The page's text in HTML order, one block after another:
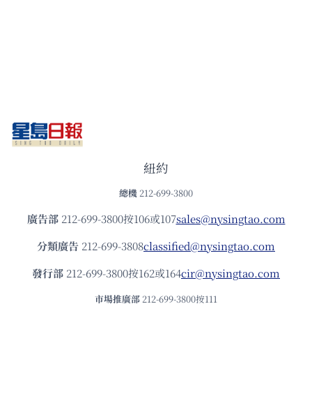
紐約
總機 212-699-3800
廣告部212-699-3800按106或107sales@nysingtao.com
分類廣告 212-699-3808classified@nysingtao.com
發⾏部 212-699-3800按162或164cir@nysingtao.com
市場推廣部 212-699-3800按111